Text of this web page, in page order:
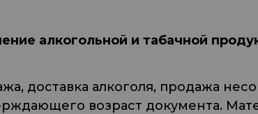
алкогольной и табачной
доставка алкоголя, продажа
возраст документа.